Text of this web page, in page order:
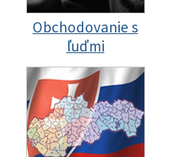
Obchodovanie s
ľuďmi